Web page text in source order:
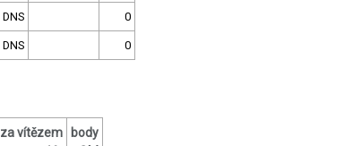
DNS 0
DNS 0
za vítězem
body